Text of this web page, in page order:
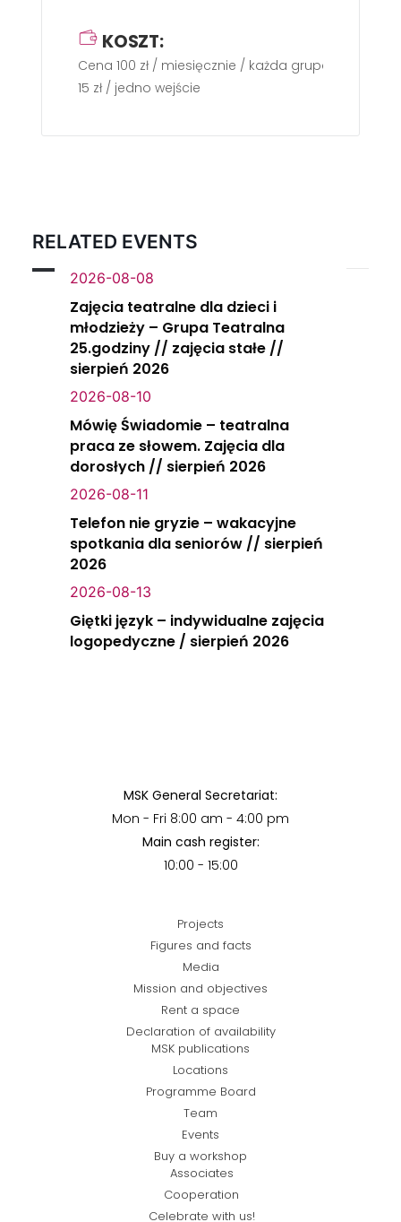
KOSZT:
Cena 100 zł / miesięcznie / każda grupa / dwa
15 zł / jedno wejście
RELATED EVENTS
2026-08-08
Zajęcia teatralne dla dzieci i
młodzieży – Grupa Teatralna
25.godziny // zajęcia stałe //
sierpień 2026
2026-08-10
Mówię Świadomie – teatralna
praca ze słowem. Zajęcia dla
dorosłych // sierpień 2026
2026-08-11
Telefon nie gryzie – wakacyjne
spotkania dla seniorów // sierpień
2026
2026-08-13
Giętki język – indywidualne zajęcia
logopedyczne / sierpień 2026
MSK General Secretariat:
Mon - Fri 8:00 am - 4:00 pm
Main cash register:
10:00 - 15:00
Projects
Figures and facts
Media
Mission and objectives
Rent a space
Declaration of availability
MSK publications
Locations
Programme Board
Team
Events
Buy a workshop
Associates
Cooperation
Celebrate with us!